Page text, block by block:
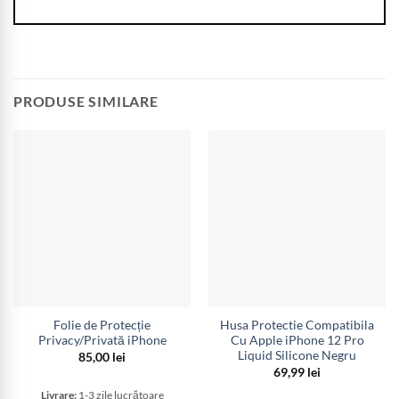
PRODUSE SIMILARE
Folie de Protecție
Privacy/Privată iPhone
85,00 lei
Livrare:1-3 zile lucrătoare
Husa Protectie Compatibila
Cu Apple iPhone 12 Pro
Liquid Silicone Negru
69,99 lei